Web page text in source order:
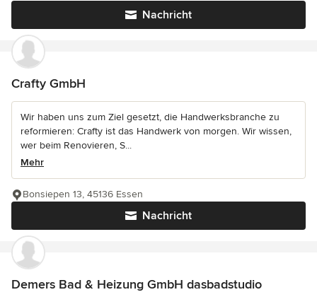
Nachricht
Crafty GmbH
Wir haben uns zum Ziel gesetzt, die Handwerksbranche zu
reformieren: Crafty ist das Handwerk von morgen. Wir wissen,
wer beim Renovieren, S...
Mehr
Nachricht
Bonsiepen 13, 45136 Essen
Demers Bad & Heizung GmbH dasbadstudio